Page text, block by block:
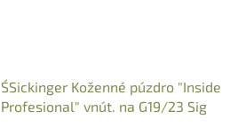
S´Sickinger Koženné púzdro "Inside
Profesional" vnút. na G19/23 Sig